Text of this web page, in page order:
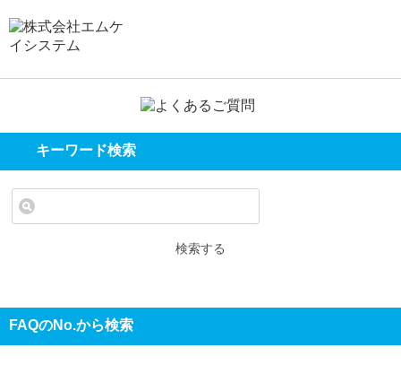
キーワード検索
検索する
FAQのNo.から検索